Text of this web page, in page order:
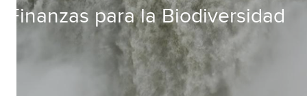
Finanzas para la Biodiversidad